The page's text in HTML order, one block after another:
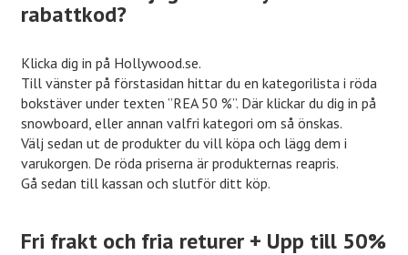
rabattkod?
Klicka dig in på Hollywood.se.
Till vänster på förstasidan hittar du en kategorilista i röda
bokstäver under texten ”REA 50 %”. Där klickar du dig in på
snowboard, eller annan valfri kategori om så önskas.
Välj sedan ut de produkter du vill köpa och lägg dem i
varukorgen. De röda priserna är produkternas reapris.
Gå sedan till kassan och slutför ditt köp.
Fri frakt och fria returer + Upp till 50%